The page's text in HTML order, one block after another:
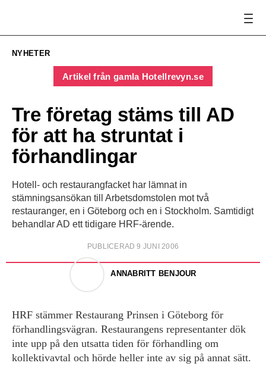
NYHETER
Artikel från gamla Hotellrevyn.se
Tre företag stäms till AD
för att ha struntat i
förhandlingar
Hotell- och restaurangfacket har lämnat in
stämningsansökan till Arbetsdomstolen mot två
restauranger, en i Göteborg och en i Stockholm. Samtidigt
behandlar AD ett tidigare HRF-ärende.
PUBLICERAD 9 JUNI 2006
ANNABRITT BENJOUR
HRF stämmer Restaurang Prinsen i Göteborg för
förhandlingsvägran. Restaurangens representanter dök
inte upp på den utsatta tiden för förhandling om
kollektivavtal och hörde heller inte av sig på annat sätt.